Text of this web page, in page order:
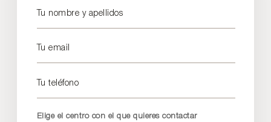
Tu nombre y apellidos
Tu email
Tu teléfono
Elige el centro con el que quieres contactar